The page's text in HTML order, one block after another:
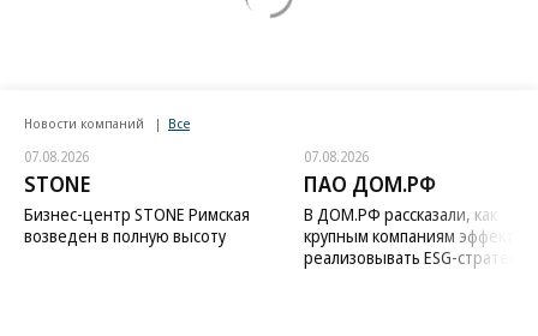
Новости компаний Все
07.08.2026
STONE
Бизнес-центр STONE Римская
возведен в полную высоту
07.08.2026
ПАО ДОМ.РФ
В ДОМ.РФ рассказали, как
крупным компаниям
реализовывать ESG-стратегию